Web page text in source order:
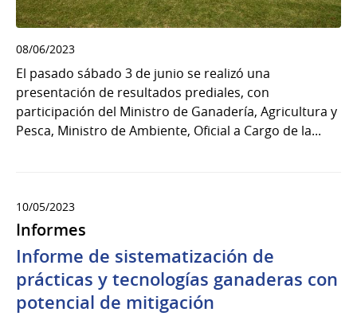
08/06/2023
El pasado sábado 3 de junio se realizó una
presentación de resultados prediales, con
participación del Ministro de Ganadería, Agricultura y
Pesca, Ministro de Ambiente, Oficial a Cargo de la...
10/05/2023
Informes
Informe de sistematización de
prácticas y tecnologías ganaderas con
potencial de mitigación